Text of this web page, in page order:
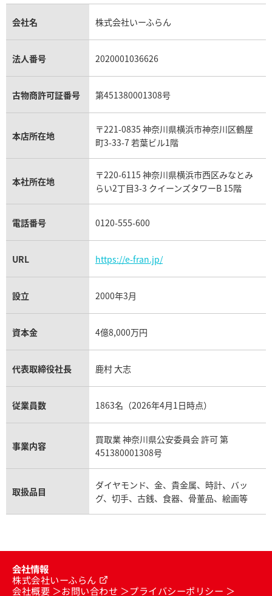
金貨買取
貴金属買取
銀・シルバー買取
パラジウム買取
トパーズ買取
タンザナイト買取
キャッツアイ買取
アクアマリン買取
パテック フィリップノーチラス買取
ヴァシュロン・コンスタンタン買取
オメガ買取
カルティエ買取
フランク ミュラー買取
リシャール・ミル買取
パネライ買取
チューダー（チュードル）買取
シャネル マトラッセ買取
セリーヌ買取
プラダ買取
ショーメ買取
ダミアーニ買取
モーブッサン買取
会社名 株式会社いーふらん
法人番号 2020001036626
古物商許可証番号 第451380001308号
本店所在地
〒221-0835 神奈川県横浜市神奈川区鶴屋
町3-33-7 若葉ビル1階
本社所在地
〒220-6115 神奈川県横浜市西区みなとみ
らい2丁目3-3 クイーンズタワーB 15階
電話番号 0120-555-600
URL https://e-fran.jp/
設立 2000年3月
資本金 4億8,000万円
代表取締役社長 鹿村 大志
従業員数 1863名（2026年4月1日時点）
事業内容
買取業 神奈川県公安委員会 許可 第
451380001308号
取扱品目
ダイヤモンド、金、貴金属、時計、バッ
グ、切手、古銭、食器、骨董品、絵画等
会社情報
株式会社いーふらん
会社概要
お問い合わせ
プライバシーポリシー